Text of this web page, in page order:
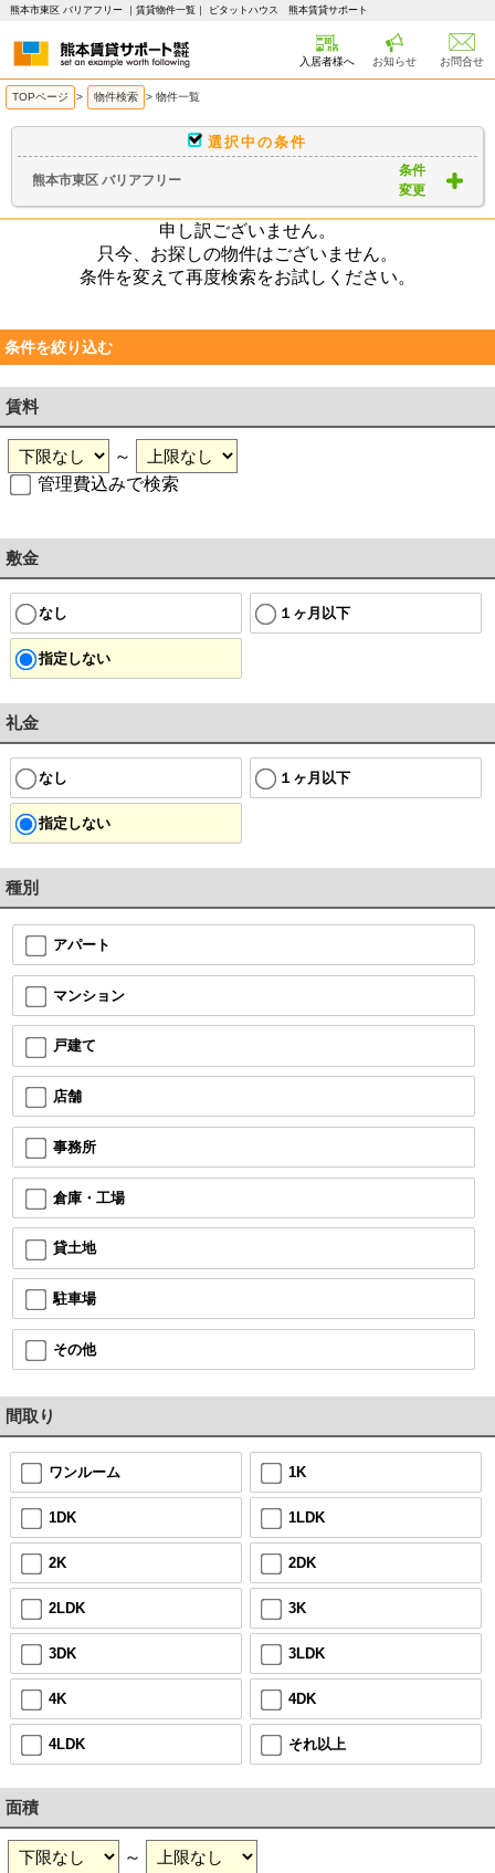
熊本市東区 バリアフリー ｜賃貸物件一覧｜ ピタットハウス 熊本賃貸サポート
入居者様へ お知らせ お問合せ
TOPページ > 物件検索 > 物件一覧
選択中の条件
熊本市東区 バリアフリー
条件
変更
申し訳ございません。
只今、お探しの物件はございません。
条件を変えて再度検索をお試しください。
条件を絞り込む
賃料
～
管理費込みで検索
敷金
なし １ヶ月以下
指定しない
礼金
なし １ヶ月以下
指定しない
種別
アパート
マンション
戸建て
店舗
事務所
倉庫・工場
貸土地
駐車場
その他
間取り
ワンルーム 1K
1DK 1LDK
2K 2DK
2LDK 3K
3DK 3LDK
4K 4DK
4LDK それ以上
面積
～